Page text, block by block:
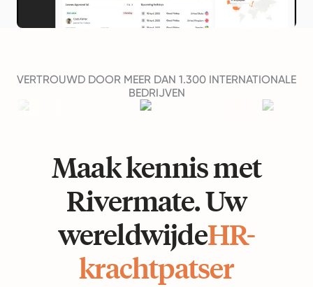
VERTROUWD DOOR MEER DAN 1.300 INTERNATIONALE
BEDRIJVEN
Maak kennis met
Rivermate. Uw
wereldwijdeHR-
krachtpatser